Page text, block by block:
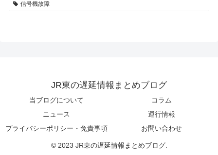
信号機故障
JR東の遅延情報まとめブログ
当ブログについて
コラム
ニュース
運行情報
プライバシーポリシー・免責事項
お問い合わせ
© 2023 JR東の遅延情報まとめブログ.